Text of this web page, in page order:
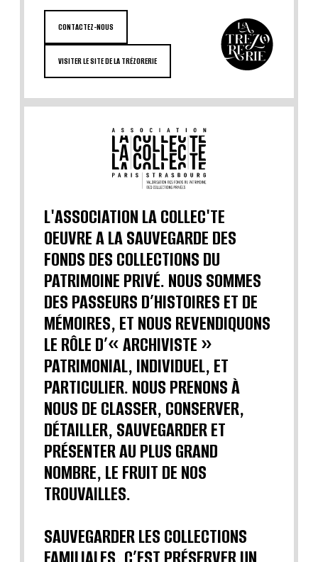
CONTACTEZ-NOUS
VISITER LE SITE DE LA TRÉZORERIE
L'ASSOCIATION LA COLLEC'TE
OEUVRE A LA SAUVEGARDE DES
FONDS DES COLLECTIONS DU
PATRIMOINE PRIVÉ. NOUS SOMMES
DES PASSEURS D’HISTOIRES ET DE
MÉMOIRES, ET NOUS REVENDIQUONS
LE RÔLE D’« ARCHIVISTE »
PATRIMONIAL, INDIVIDUEL, ET
PARTICULIER. NOUS PRENONS À
NOUS DE CLASSER, CONSERVER,
DÉTAILLER, SAUVEGARDER ET
PRÉSENTER AU PLUS GRAND
NOMBRE, LE FRUIT DE NOS
TROUVAILLES.
SAUVEGARDER LES COLLECTIONS